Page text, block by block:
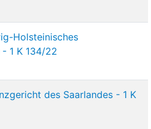
Holsteinisches
1 K 134/22
des Saarlandes - 1 K